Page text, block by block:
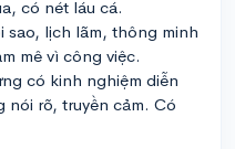
có nét láu cá.
sao, lịch lãm, thông minh
mê vì công việc.
có kinh nghiệm diễn
nói rõ, truyền cảm. Có